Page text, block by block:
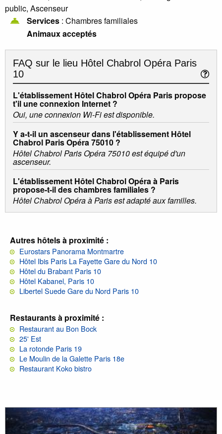
public, Ascenseur
Services : Chambres familiales
Animaux acceptés
FAQ sur le lieu Hôtel Chabrol Opéra Paris
10
L'établissement Hôtel Chabrol Opéra Paris propose
t'il une connexion Internet ?
Oui, une connexion Wi-Fi est disponible.
Y a-t-il un ascenseur dans l'établissement Hôtel
Chabrol Paris Opéra 75010 ?
Hôtel Chabrol Paris Opéra 75010 est équipé d'un
ascenseur.
L'établissement Hôtel Chabrol Opéra à Paris
propose-t-il des chambres familiales ?
Hôtel Chabrol Opéra à Paris est adapté aux familles.
Autres hôtels à proximité :
Eurostars Panorama Montmartre
Hôtel Ibis Paris La Fayette Gare du Nord 10
Hôtel du Brabant Paris 10
Hôtel Kabanel, Paris 10
Libertel Suede Gare du Nord Paris 10
Restaurants à proximité :
Restaurant au Bon Bock
25' Est
La rotonde Paris 19
Le Moulin de la Galette Paris 18e
Restaurant Koko bistro